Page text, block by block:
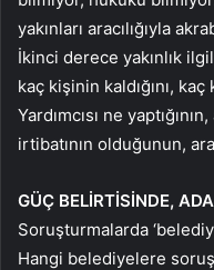
yakınları aracılığıyla
İkinci derece yakınlık
kaç kişinin kaldığını,
Yardımcısı ne
irtibatının olduğunun,
GÜÇ BELİRTİSİNDE,
Soruşturmalarda
Hangi belediyelere